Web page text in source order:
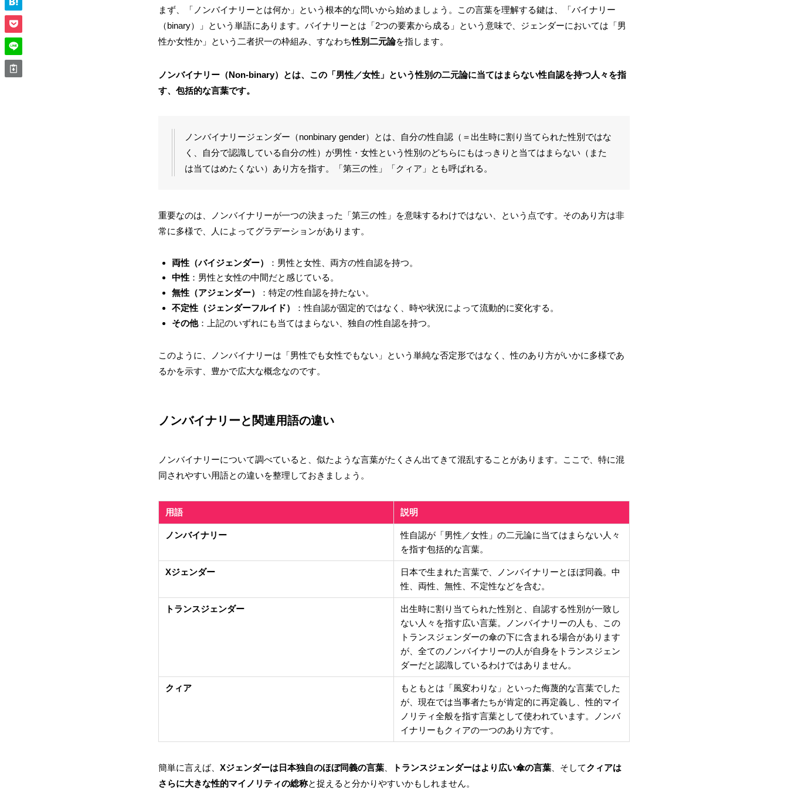
まず、「ノンバイナリーとは何か」という根本的な問いから始めましょう。この言葉を理解する鍵は、「バイナリー
（binary）」という単語にあります。バイナリーとは「2つの要素から成る」という意味で、ジェンダーにおいては「男
性か女性か」という二者択一の枠組み、すなわち性別二元論を指します。
ノンバイナリー（Non-binary）とは、この「男性／女性」という性別の二元論に当てはまらない性自認を持つ人々を指
す、包括的な言葉です。
ノンバイナリージェンダー（nonbinary gender）とは、自分の性自認（＝出生時に割り当てられた性別ではな
く、自分で認識している自分の性）が男性・女性という性別のどちらにもはっきりと当てはまらない（また
は当てはめたくない）あり方を指す。「第三の性」「クィア」とも呼ばれる。
重要なのは、ノンバイナリーが一つの決まった「第三の性」を意味するわけではない、という点です。そのあり方は非
常に多様で、人によってグラデーションがあります。
両性（バイジェンダー）
：男性と女性、両方の性自認を持つ。
中性：男性と女性の中間だと感じている。
無性（アジェンダー）
：特定の性自認を持たない。
不定性（ジェンダーフルイド）
：性自認が固定的ではなく、時や状況によって流動的に変化する。
その他：上記のいずれにも当てはまらない、独自の性自認を持つ。
このように、ノンバイナリーは「男性でも女性でもない」という単純な否定形ではなく、性のあり方がいかに多様であ
るかを示す、豊かで広大な概念なのです。
ノンバイナリーと関連用語の違い
ノンバイナリーについて調べていると、似たような言葉がたくさん出てきて混乱することがあります。ここで、特に混
同されやすい用語との違いを整理しておきましょう。
用語 説明
ノンバイナリー
性自認が「男性／女性」の二元論に当てはまらない人々
を指す包括的な言葉。
Xジェンダー
日本で生まれた言葉で、ノンバイナリーとほぼ同義。中
性、両性、無性、不定性などを含む。
トランスジェンダー
出生時に割り当てられた性別と、自認する性別が一致し
ない人々を指す広い言葉。ノンバイナリーの人も、この
トランスジェンダーの傘の下に含まれる場合があります
が、全てのノンバイナリーの人が自身をトランスジェン
ダーだと認識しているわけではありません。
クィア
もともとは「風変わりな」といった侮蔑的な言葉でした
が、現在では当事者たちが肯定的に再定義し、性的マイ
ノリティ全般を指す言葉として使われています。ノンバ
イナリーもクィアの一つのあり方です。
簡単に言えば、 Xジェンダーは日本独自のほぼ同義の言葉 トランスジェンダーはより広い傘の言葉 、そしてクィアは
さらに大きな性的マイノリティの総称と捉えると分かりやすいかもしれません。